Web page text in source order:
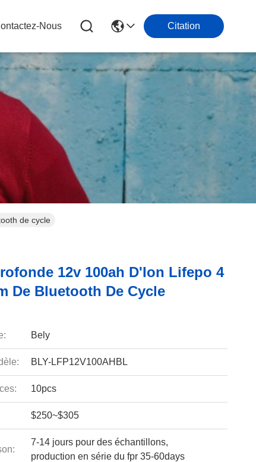
Nous Citation
de cycle
12v 100ah D'Ion Lifepo 4
De Bluetooth De Cycle
Bely
BLY-LFP12V100AHBL
10pcs
$250~$305
7-14 jours pour des échantillons,
production en série du fpr 35-60days